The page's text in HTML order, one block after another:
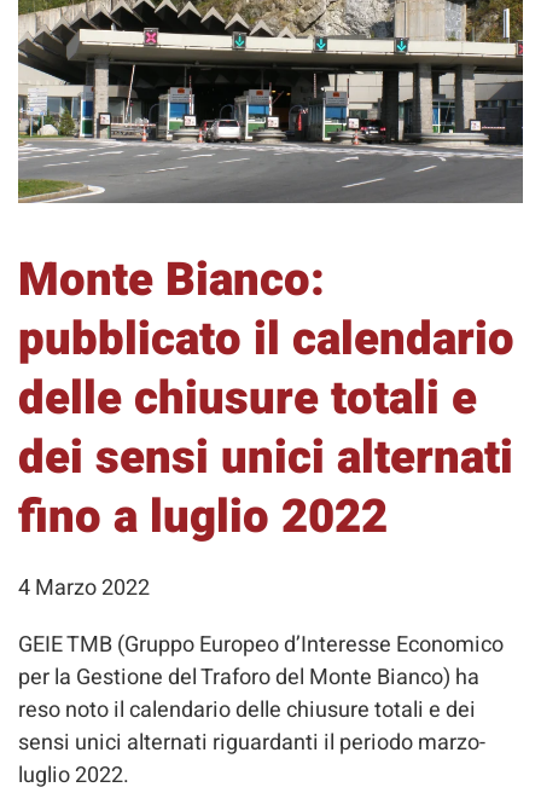
Monte Bianco:
pubblicato il calendario
delle chiusure totali e
dei sensi unici alternati
fino a luglio 2022
4 Marzo 2022
GEIE TMB (Gruppo Europeo d’Interesse Economico
per la Gestione del Traforo del Monte Bianco) ha
reso noto il calendario delle chiusure totali e dei
sensi unici alternati riguardanti il periodo marzo-
luglio 2022.